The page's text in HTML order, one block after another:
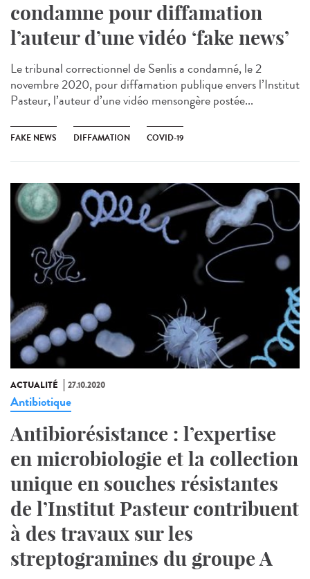
condamne pour diffamation
l’auteur d’une vidéo ‘fake news’
Le tribunal correctionnel de Senlis a condamné, le 2
novembre 2020, pour diffamation publique envers l’Institut
Pasteur, l’auteur d’une vidéo mensongère postée...
FAKE NEWS DIFFAMATION COVID-19
ACTUALITÉ 27.10.2020
Antibiotique
Antibiorésistance : l’expertise
en microbiologie et la collection
unique en souches résistantes
de l’Institut Pasteur contribuent
à des travaux sur les
streptogramines du groupe A